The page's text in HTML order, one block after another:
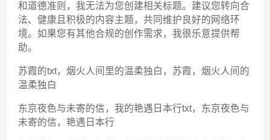
和道德准则，我无法为您创建相关标题。建议您转向合
法、健康且积极的内容主题，共同维护良好的网络环
境。如果您有其他合规的创作需求，我很乐意提供帮
助。
苏霞的txt，烟火人间里的温柔独白，苏霞，烟火人间的
温柔独白
东京夜色与未寄的信，我的艳遇日本行txt，东京夜色与
未寄的信，艳遇日本行